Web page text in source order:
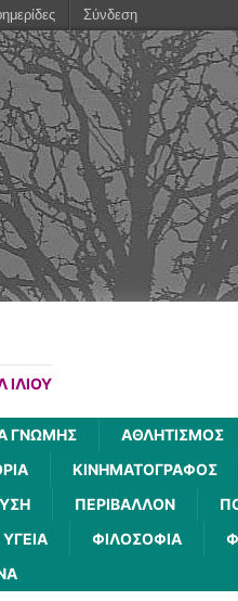
ΙΛΙΟΥ
ΓΝΩΜΗΣ ΑΘΛΗΤΙΣΜΟΣ
ΚΙΝΗΜΑΤΟΓΡΑΦΟΣ
ΠΕΡΙΒΑΛΛΟΝ
ΥΓΕΙΑ ΦΙΛΟΣΟΦΙΑ
Σύνδεση